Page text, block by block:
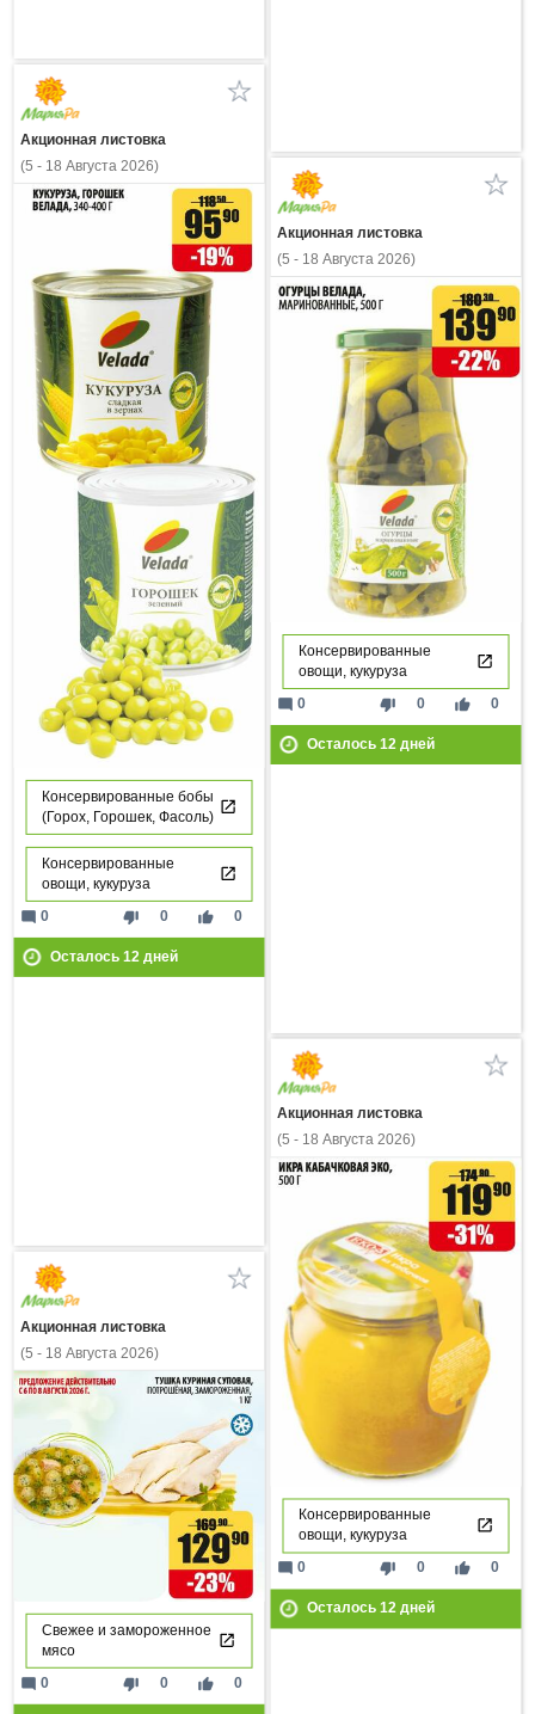
Акционная листовка
(5 - 18 Августа 2026)
Консервированные бобы
(Горох, Горошек, Фасоль)
Консервированные
овощи, кукуруза
thumb_down 0 thumb_up 0
mode_comment 0
Осталось 12дней
Акционная листовка
(5 - 18 Августа 2026)
Консервированные
овощи, кукуруза
thumb_down 0 thumb_up 0
mode_comment 0
Осталось 12 дней
Акционная листовка
(5 - 18 Августа 2026)
Консервированные
овощи, кукуруза
thumb_down 0 thumb_up 0
mode_comment 0
Осталось 12дней
Акционная листовка
(5 - 18 Августа 2026)
Свежее и замороженное
мясо
thumb_down 0 thumb_up 0
mode_comment 0